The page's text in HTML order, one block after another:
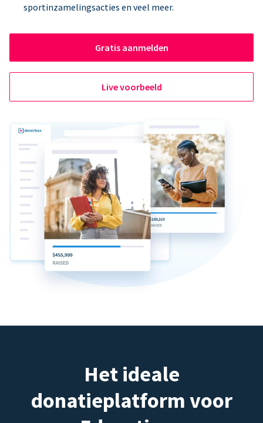
sportinzamelingsacties en veel meer.
Gratis aanmelden
Live voorbeeld
Het ideale
donatieplatform voor